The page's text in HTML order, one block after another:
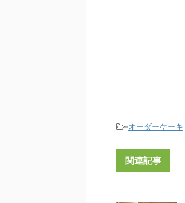
-オーダーケーキ
関連記事